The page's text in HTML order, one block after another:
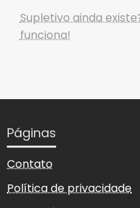
Supletivo ainda
funciona!
Páginas
Contato
Política de privacidade